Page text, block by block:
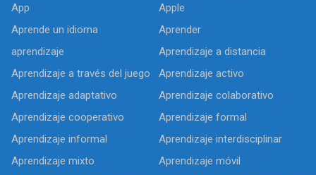
App
Apple
Aprende un idioma
Aprender
aprendizaje
Aprendizaje a distancia
Aprendizaje a través del juego
Aprendizaje activo
Aprendizaje adaptativo
Aprendizaje colaborativo
Aprendizaje cooperativo
Aprendizaje formal
Aprendizaje informal
Aprendizaje interdisciplinar
Aprendizaje mixto
Aprendizaje móvil